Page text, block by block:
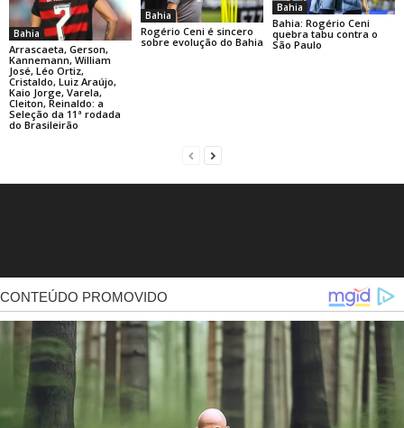
Bahia
Arrascaeta, Gerson,
Kannemann, William
José, Léo Ortiz,
Cristaldo, Luiz Araújo,
Kaio Jorge, Varela,
Cleiton, Reinaldo: a
Seleção da 11ª rodada
do Brasileirão
Bahia
Rogério Ceni é sincero
sobre evolução do Bahia
Bahia
Bahia: Rogério Ceni
quebra tabu contra o
São Paulo